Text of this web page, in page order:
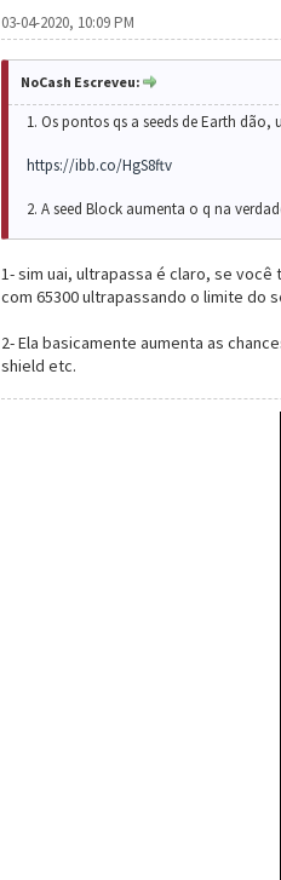
03-04-2020, 10:09 PM
NoCash Escreveu:
1. Os pontos qs a seeds de Earth
https://ibb.co/HgS8ftv
2. A seed Block aumenta o q na
1- sim uai, ultrapassa é claro, se
com 65300 ultrapassando o limite do
2-Ela basicamente aumenta as
shield etc.